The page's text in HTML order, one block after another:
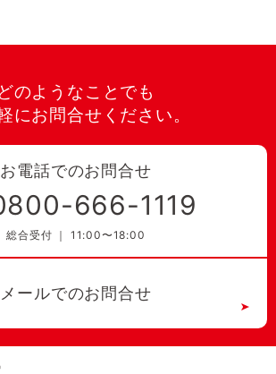
どのようなことでも
にお問合せください。
お電話でのお問合せ
666-1119
総合受付 ｜ 11:00〜18:00
メールでのお問合せ